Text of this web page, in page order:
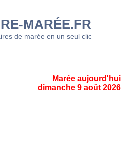
MARÉE.FR
de marée en un seul clic
Marée aujourd'hui
dimanche 9 août 2026